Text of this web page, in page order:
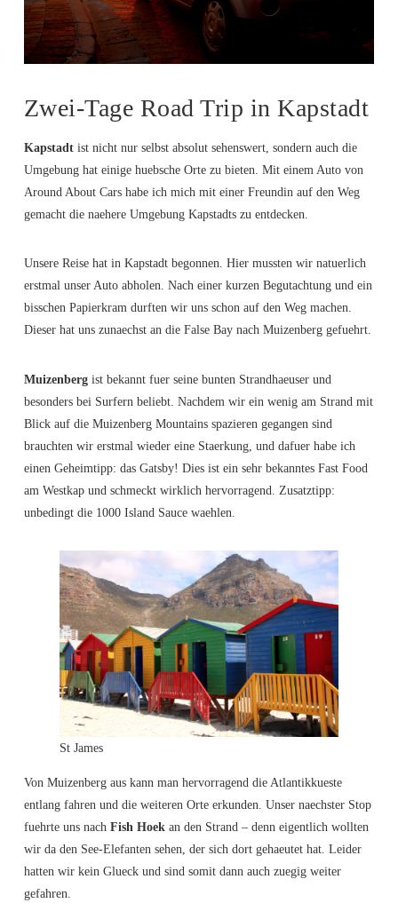
Zwei-Tage Road Trip in Kapstadt
Kapstadtist nicht nur selbst absolut sehenswert, sondern auch die
Umgebung hat einige huebsche Orte zu bieten. Mit einem Auto von
Around About Cars habe ich mich mit einer Freundin auf den Weg
gemacht die naehere Umgebung Kapstadts zu entdecken.
Unsere Reise hat in Kapstadt begonnen. Hier mussten wir natuerlich
erstmal unser Auto abholen. Nach einer kurzen Begutachtung und ein
bisschen Papierkram durften wir uns schon auf den Weg machen.
Dieser hat uns zunaechst an die False Bay nach Muizenberg gefuehrt.
Muizenbergist bekannt fuer seine bunten Strandhaeuser und
besonders bei Surfern beliebt. Nachdem wir ein wenig am Strand mit
Blick auf die Muizenberg Mountains spazieren gegangen sind
brauchten wir erstmal wieder eine Staerkung, und dafuer habe ich
einen Geheimtipp: das Gatsby! Dies ist ein sehr bekanntes Fast Food
am Westkap und schmeckt wirklich hervorragend. Zusatztipp:
unbedingt die 1000 Island Sauce waehlen.
St James
Von Muizenberg aus kann man hervorragend die Atlantikkueste
entlang fahren und die weiteren Orte erkunden. Unser naechster Stop
fuehrte uns nach Fish Hoekan den Strand – denn eigentlich wollten
wir da den See-Elefanten sehen, der sich dort gehaeutet hat. Leider
hatten wir kein Glueck und sind somit dann auch zuegig weiter
gefahren.